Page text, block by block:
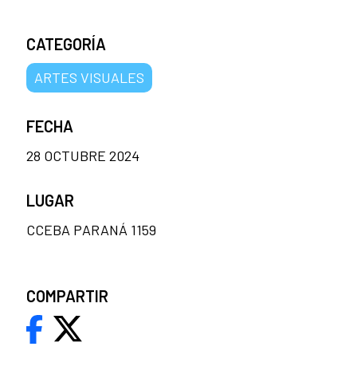
CATEGORÍA
ARTES VISUALES
FECHA
28 OCTUBRE 2024
LUGAR
CCEBA PARANÁ 1159
COMPARTIR